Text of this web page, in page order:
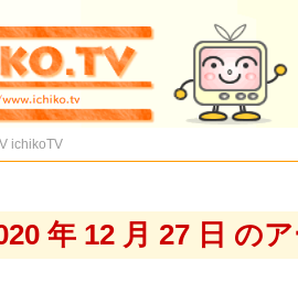
ichikoTV
年 12 月 27 日 の